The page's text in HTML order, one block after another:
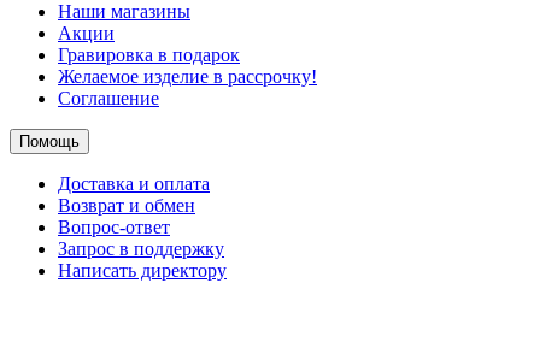
Наши магазины
Акции
Гравировка в подарок
Желаемое изделие в рассрочку!
Соглашение
Помощь
Доставка и оплата
Возврат и обмен
Вопрос-ответ
Запрос в поддержку
Написать директору